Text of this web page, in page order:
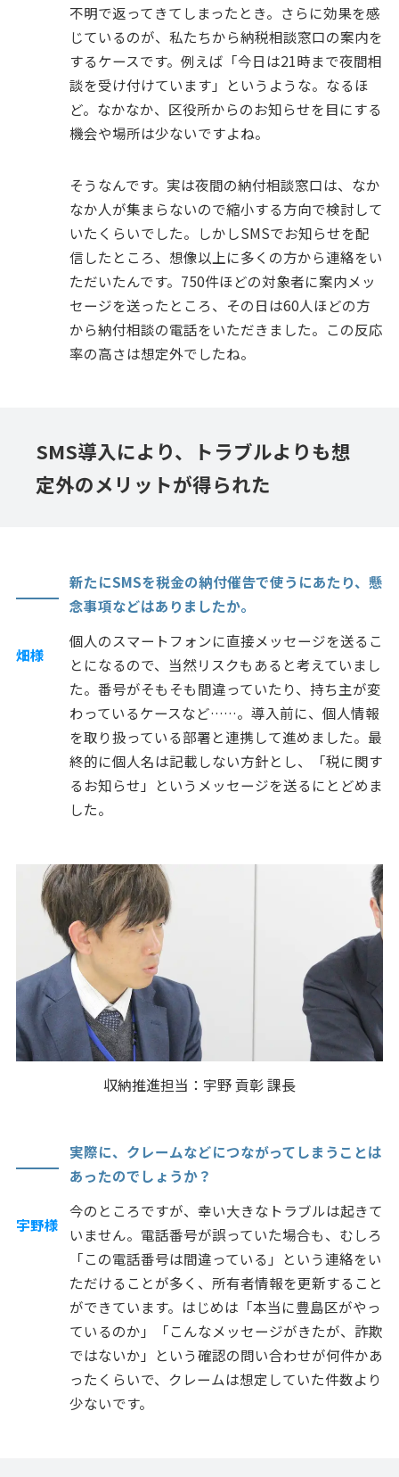
不明で返ってきてしまったとき。さらに効果を感
じているのが、私たちから納税相談窓口の案内を
するケースです。例えば「今日は21時まで夜間相
談を受け付けています」というような。なるほ
ど。なかなか、区役所からのお知らせを目にする
機会や場所は少ないですよね。
そうなんです。実は夜間の納付相談窓口は、なか
なか人が集まらないので縮小する方向で検討して
いたくらいでした。しかしSMSでお知らせを配
信したところ、想像以上に多くの方から連絡をい
ただいたんです。750件ほどの対象者に案内メッ
セージを送ったところ、その日は60人ほどの方
から納付相談の電話をいただきました。この反応
率の高さは想定外でしたね。
SMS導入により、トラブルよりも想
定外のメリットが得られた
新たにSMSを税金の納付催告で使うにあたり、懸
念事項などはありましたか。
畑様
個人のスマートフォンに直接メッセージを送るこ
とになるので、当然リスクもあると考えていまし
た。番号がそもそも間違っていたり、持ち主が変
わっているケースなど……。導入前に、個人情報
を取り扱っている部署と連携して進めました。最
終的に個人名は記載しない方針とし、「税に関す
るお知らせ」というメッセージを送るにとどめま
した。
収納推進担当：宇野 貢彰 課長
実際に、クレームなどにつながってしまうことは
あったのでしょうか？
宇野様
今のところですが、幸い大きなトラブルは起きて
いません。電話番号が誤っていた場合も、むしろ
「この電話番号は間違っている」という連絡をい
ただけることが多く、所有者情報を更新すること
ができています。はじめは「本当に豊島区がやっ
ているのか」「こんなメッセージがきたが、詐欺
ではないか」という確認の問い合わせが何件かあ
ったくらいで、クレームは想定していた件数より
少ないです。